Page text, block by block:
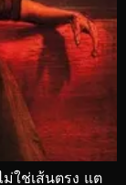
ใช่เส้นตรง แต